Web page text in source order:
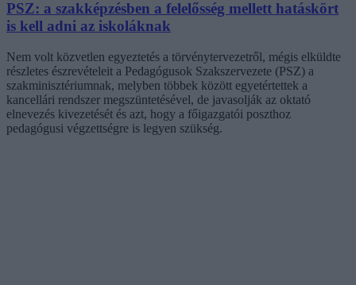
PSZ: a szakképzésben a felelősség mellett hatáskört
is kell adni az iskoláknak
Nem volt közvetlen egyeztetés a törvénytervezetről, mégis elküldte
részletes észrevételeit a Pedagógusok Szakszervezete (PSZ) a
szakminisztériumnak, melyben többek között egyetértettek a
kancellári rendszer megszüntetésével, de javasolják az oktató
elnevezés kivezetését és azt, hogy a főigazgatói poszthoz
pedagógusi végzettségre is legyen szükség.